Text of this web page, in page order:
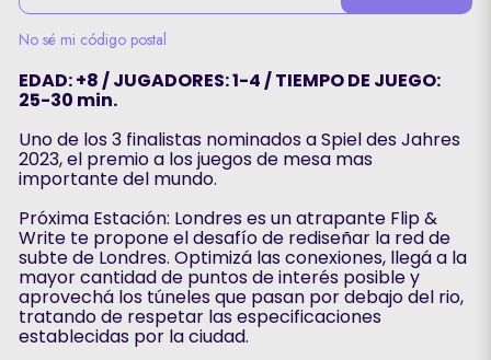
No sé mi código postal
EDAD: +8 / JUGADORES: 1-4 / TIEMPO DE JUEGO:
25-30 min.
Uno de los 3 finalistas nominados a Spiel des Jahres
2023, el premio a los juegos de mesa mas
importante del mundo.
Próxima Estación: Londres es un atrapante Flip &
Write te propone el desafío de rediseñar la red de
subte de Londres. Optimizá las conexiones, llegá a la
mayor cantidad de puntos de interés posible y
aprovechá los túneles que pasan por debajo del rio,
tratando de respetar las especificaciones
establecidas por la ciudad.